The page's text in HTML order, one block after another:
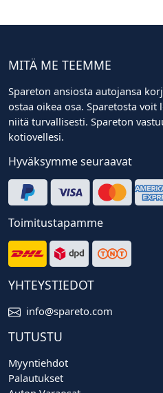
MITÄ ME TEEMME
Spareton ansiosta autojansa
ostaa oikea osa. Sparetosta voit
niitä turvallisesti. Spareton
kotiovellesi.
Hyväksymme seuraavat
Toimitustapamme
YHTEYSTIEDOT
info@spareto.com
TUTUSTU
Myyntiehdot
Palautukset